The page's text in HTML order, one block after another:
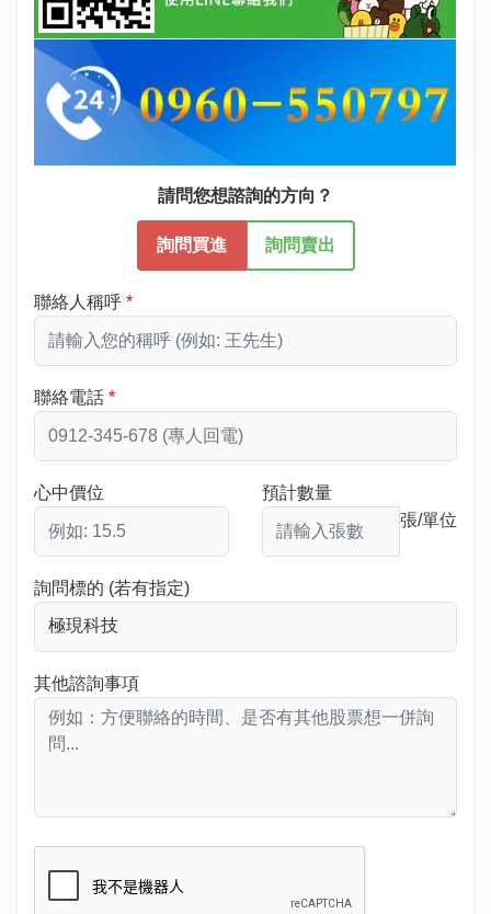
請問您想諮詢的方向？
詢問買進 詢問賣出
聯絡人稱呼
聯絡電話
心中價位
預計數量
張/單位
詢問標的 (若有指定)
其他諮詢事項